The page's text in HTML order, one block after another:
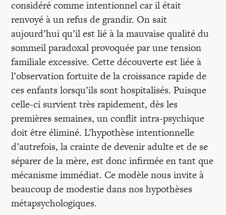
considéré comme intentionnel car il était
renvoyé à un refus de grandir. On sait
aujourd’hui qu’il est lié à la mauvaise qualité du
sommeil paradoxal provoquée par une tension
familiale excessive. Cette découverte est liée à
l’observation fortuite de la croissance rapide de
ces enfants lorsqu’ils sont hospitalisés. Puisque
celle-ci survient très rapidement, dès les
premières semaines, un conflit intra-psychique
doit être éliminé. L’hypothèse intentionnelle
d’autrefois, la crainte de devenir adulte et de se
séparer de la mère, est donc infirmée en tant que
mécanisme immédiat. Ce modèle nous invite à
beaucoup de modestie dans nos hypothèses
métapsychologiques.